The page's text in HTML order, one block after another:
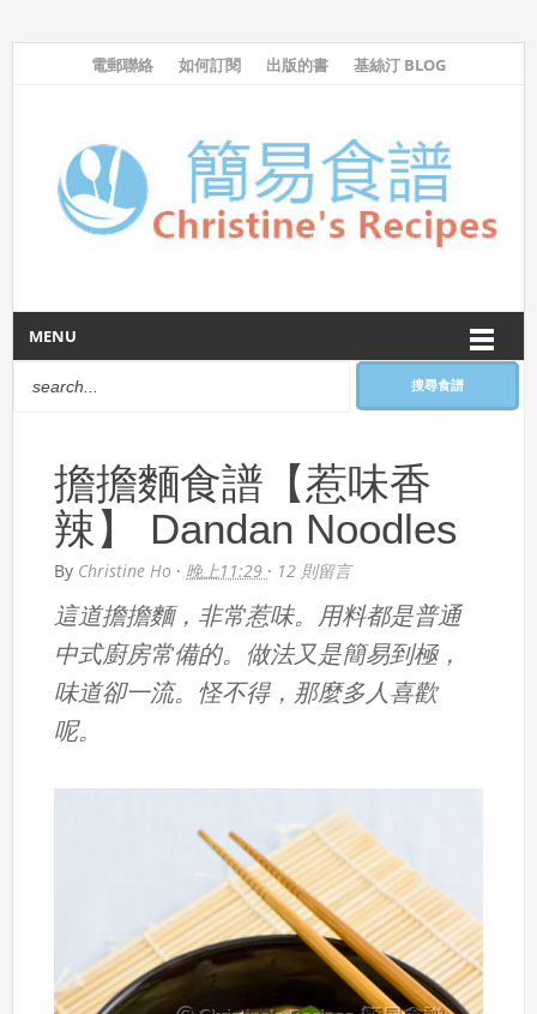
電郵聯絡 如何訂閱 出版的書 基絲汀 BLOG
MENU
搜尋食譜
擔擔麵食譜【惹味香
辣】 Dandan Noodles
By Christine Ho · 晚上11:29 · 12 則留言
這道擔擔麵，非常惹味。用料都是普通
中式廚房常備的。做法又是簡易到極，
味道卻一流。怪不得，那麼多人喜歡
呢。